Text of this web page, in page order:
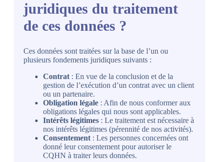
juridiques du traitement
de ces données ?
Ces données sont traitées sur la base de l’un ou
plusieurs fondements juridiques suivants :
Contrat : En vue de la conclusion et de la
gestion de l’exécution d’un contrat avec un client
ou un partenaire.
Obligation légale : Afin de nous conformer aux
obligations légales qui nous sont applicables.
Intérêts légitimes : Le traitement est nécessaire à
nos intérêts légitimes (pérennité de nos activités).
Consentement : Les personnes concernées ont
donné leur consentement pour autoriser le
CQHN à traiter leurs données.